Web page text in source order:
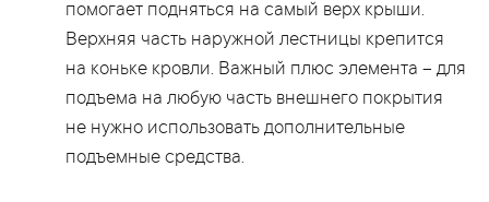
помогает подняться на самый верх крыши.
Верхняя часть наружной лестницы крепится
на коньке кровли. Важный плюс элемента – для
подъема на любую часть внешнего покрытия
не нужно использовать дополнительные
подъемные средства.